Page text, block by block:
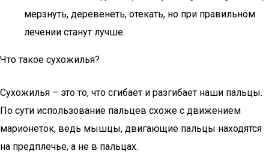
мерзнуть, деревенеть, отекать, но при правильном
лечении станут лучше.
Что такое сухожилья?
Сухожилья – это то, что сгибает и разгибает наши пальцы.
По сути использование пальцев схоже с движением
марионеток, ведь мышцы, двигающие пальцы находятся
на предплечье, а не в пальцах.